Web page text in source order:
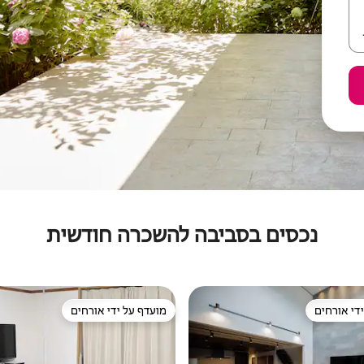
נכסים בסביבה להשכרה חודשית
אורחים
אורחים מועדף על ידי אורחים
מועדף על ידי אורחים